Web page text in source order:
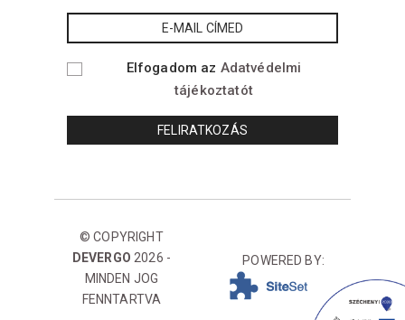
Elfogadom az Adatvédelmi
tájékoztatót
© COPYRIGHT
DEVERGO 2026 -
MINDEN JOG
FENNTARTVA
POWERED BY: